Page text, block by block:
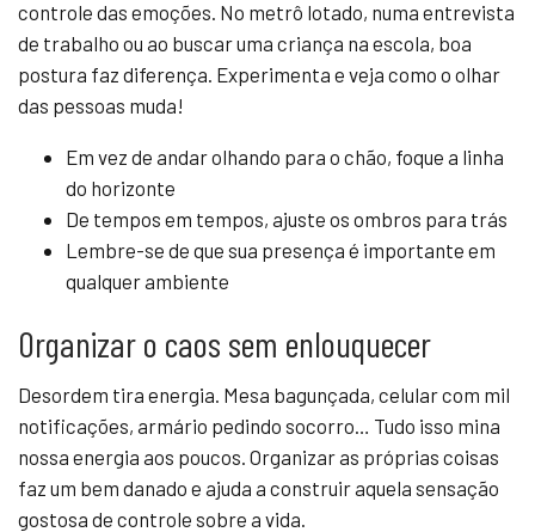
controle das emoções. No metrô lotado, numa entrevista
de trabalho ou ao buscar uma criança na escola, boa
postura faz diferença. Experimenta e veja como o olhar
das pessoas muda!
Em vez de andar olhando para o chão, foque a linha
do horizonte
De tempos em tempos, ajuste os ombros para trás
Lembre-se de que sua presença é importante em
qualquer ambiente
Organizar o caos sem enlouquecer
Desordem tira energia. Mesa bagunçada, celular com mil
notificações, armário pedindo socorro… Tudo isso mina
nossa energia aos poucos. Organizar as próprias coisas
faz um bem danado e ajuda a construir aquela sensação
gostosa de controle sobre a vida.